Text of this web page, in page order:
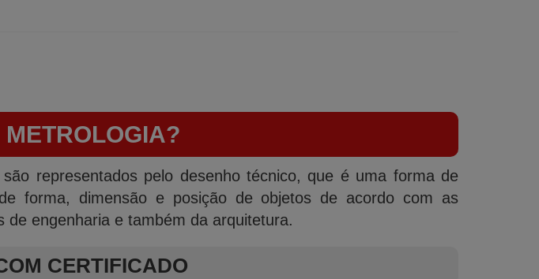
representados pelo desenho técnico, que é uma forma de
forma, dimensão e posição de objetos de acordo com as
de engenharia e também da arquitetura.
CERTIFICADO